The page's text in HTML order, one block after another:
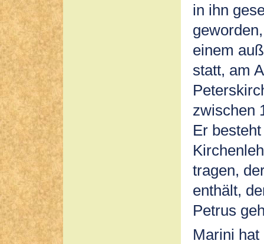
in ihn
einem
statt, am
zwischen
Er
tragen,
enthält,
Petrus
Marini